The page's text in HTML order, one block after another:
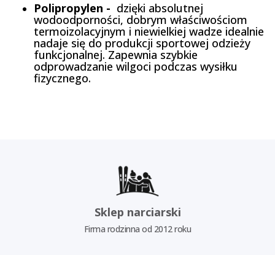
Polipropylen - dzięki absolutnej
wodoodporności, dobrym właściwościom
termoizolacyjnym i niewielkiej wadze idealnie
nadaje się do produkcji sportowej odzieży
funkcjonalnej. Zapewnia szybkie
odprowadzanie wilgoci podczas wysiłku
fizycznego.
Sklep narciarski
Firma rodzinna od 2012 roku